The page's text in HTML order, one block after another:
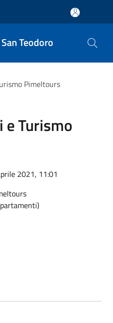
Teodoro
Pimeltours
e Turismo
2021, 11:01